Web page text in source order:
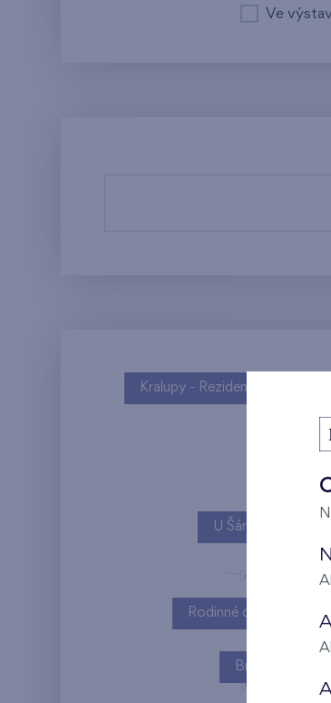
Ve
U Šárky
Rodinné domy Britská
Britská čtvrť
Kralupy - Rezidence U Vltavy